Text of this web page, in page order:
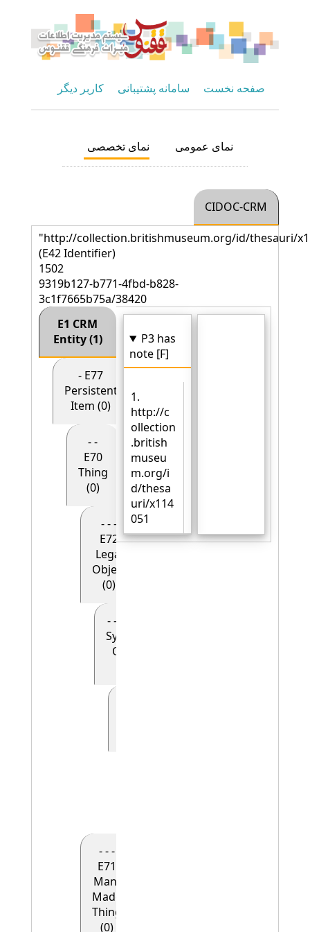
صفحه نخست سامانه پشتیبانی کاربر دیگر
نمای عمومی نمای تخصصی
CIDOC-CRM
"http://collection.britishmuseum.org/id/thesauri/
(E42 Identifier)
1502
9319b127-b771-4fbd-b828-
3c1f7665b75a/38420
E1 CRM
Entity (1)
- E77
Persistent
Item (0)
- -
E70
Thing
(0)
- - -
E72
Legal
Object
(0)
- - - - E90
Symbolic
Object
- - -
E71
Man-
Made
Thing
(0)
P3 has
note [F]
1.
http://c
ollection
.british
museu
m.org/i
d/thesa
uri/x114
051